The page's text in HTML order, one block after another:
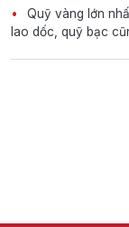
Quỹ vàng lớn
lao dốc, quỹ bạc